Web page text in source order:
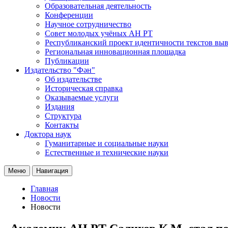
Образовательная деятельность
Конференции
Научное сотрудничество
Совет молодых учёных АН РТ
Республиканский проект идентичности текстов
Региональная инновационная площадка
Публикации
Издательство "Фән"
Об издательстве
Историческая справка
Оказываемые услуги
Издания
Структура
Контакты
Доктора наук
Гуманитарные и социальные науки
Естественные и технические науки
Меню Навигация
Главная
Новости
Новости